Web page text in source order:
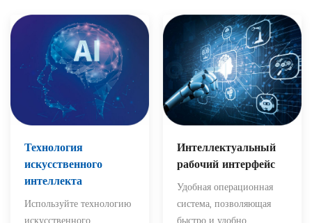
Технология
искусственного
интеллекта
Используйте технологию
Интеллектуальный
рабочий интерфейс
Удобная операционная
система, позволяющая